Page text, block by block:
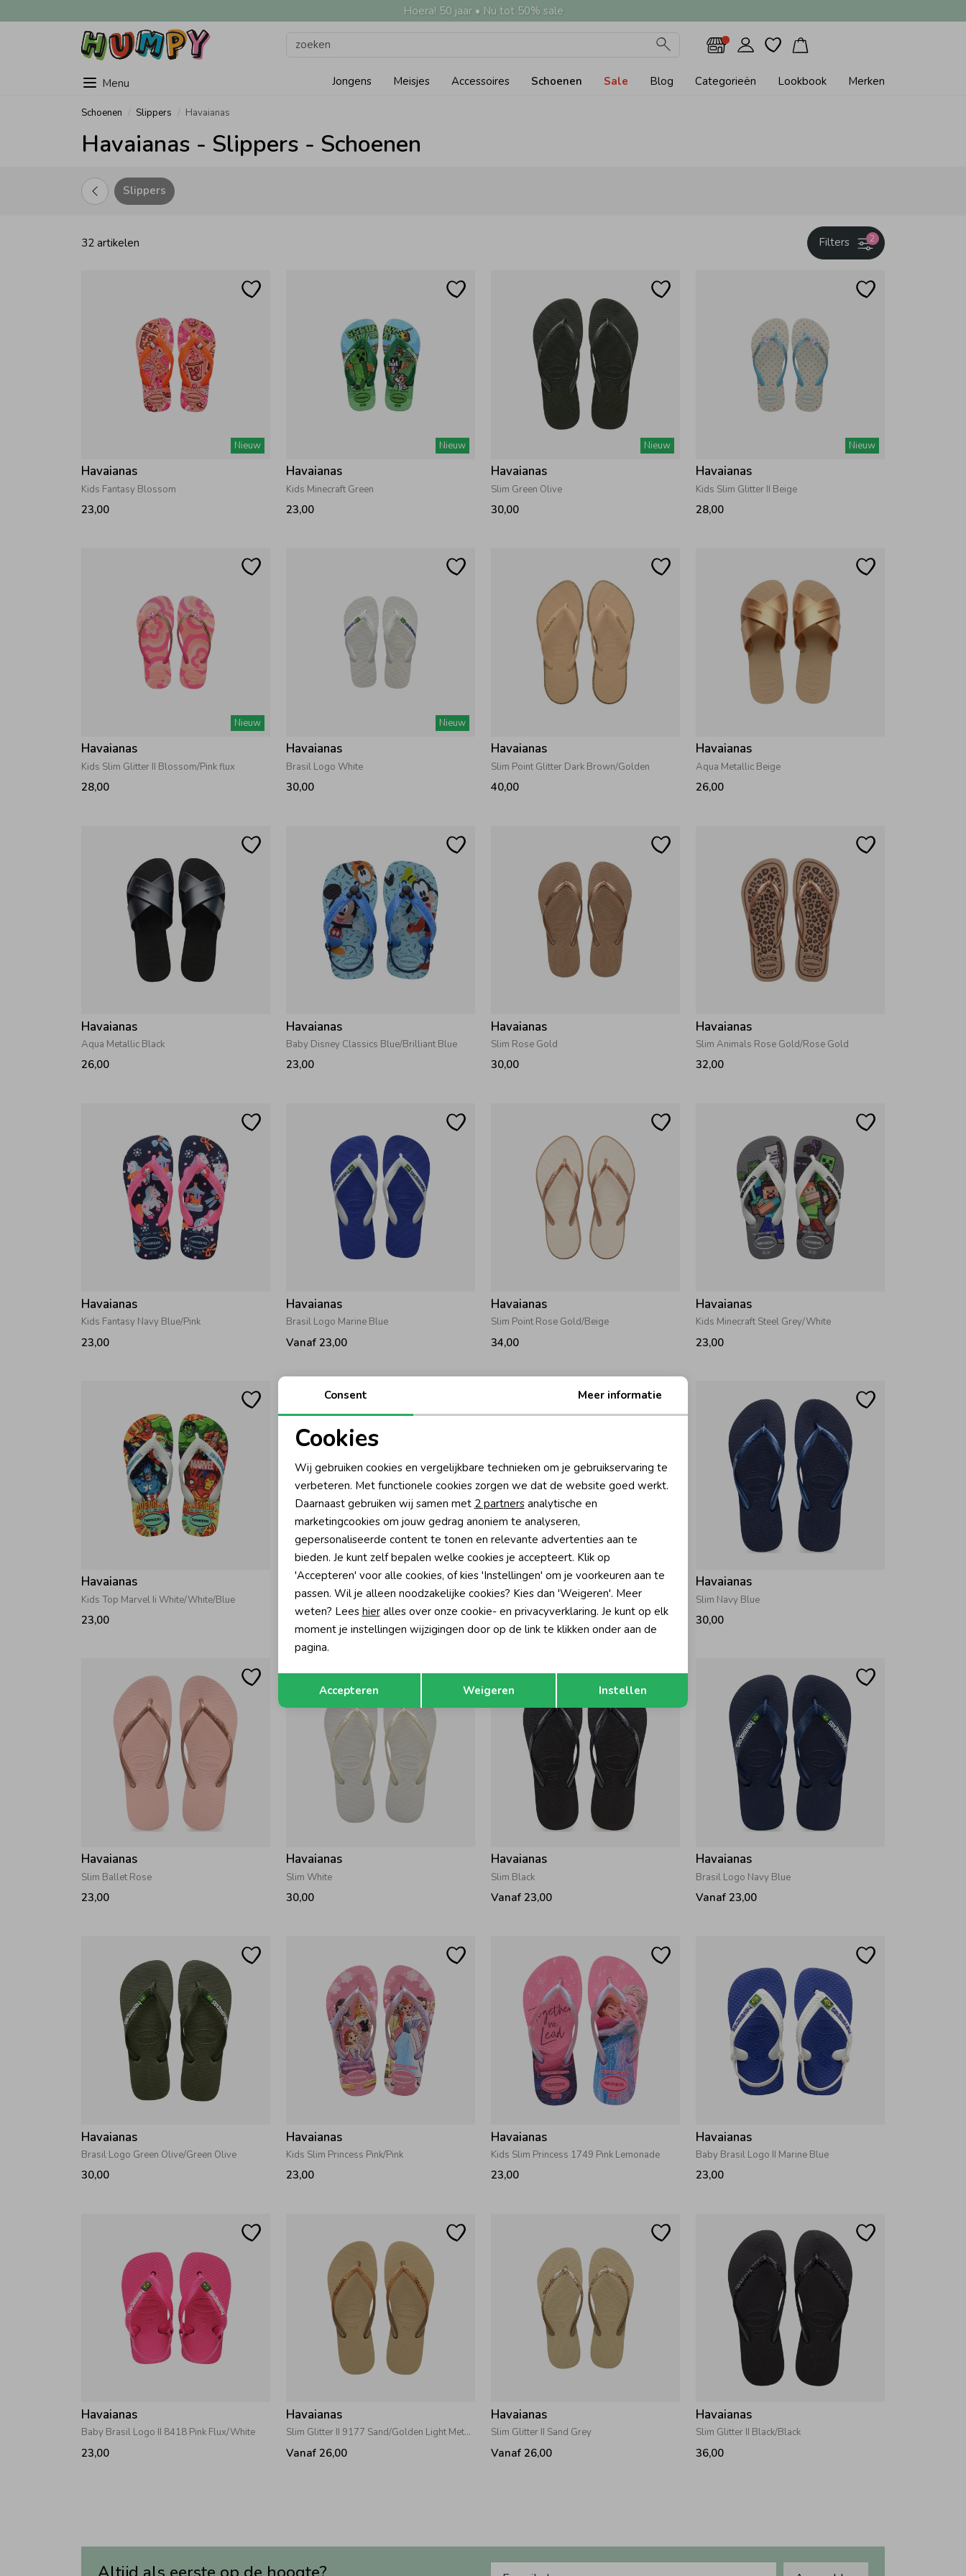
Hoera! 50 jaar • Nu tot 50% sale
Menu Jongens Meisjes Accessoires Schoenen Sale Blog Categorieën Lookbook Merken
Schoenen Slippers Havaianas
Havaianas - Slippers - Schoenen
Slippers
32 artikelen 2
Filters
Nieuw
Havaianas
Kids Fantasy Blossom
23,00
Nieuw
Havaianas
Kids Minecraft Green
23,00
Nieuw
Havaianas
Slim Green Olive
30,00
Nieuw
Havaianas
Kids Slim Glitter II Beige
28,00
Nieuw
Havaianas
Kids Slim Glitter II Blossom/Pink flux
28,00
Nieuw
Havaianas
Brasil Logo White
30,00
Havaianas
Slim Point Glitter Dark Brown/Golden
40,00
Havaianas
Aqua Metallic Beige
26,00
Havaianas
Aqua Metallic Black
26,00
Havaianas
Baby Disney Classics Blue/Brilliant Blue
23,00
Havaianas
Slim Rose Gold
30,00
Havaianas
Slim Animals Rose Gold/Rose Gold
32,00
Havaianas
Kids Fantasy Navy Blue/Pink
23,00
Havaianas
Brasil Logo Marine Blue
Vanaf 23,00
Havaianas
Slim Point Rose Gold/Beige
34,00
Havaianas
Kids Minecraft Steel Grey/White
23,00
Havaianas
Kids Top Marvel Ii White/White/Blue
23,00
Havaianas
Kids Flores Beige/Golden
18,00
Havaianas
Kids Fluffy Ballet Rose
28,00
Havaianas
Slim Navy Blue
30,00
Havaianas
Slim Ballet Rose
23,00
Havaianas
Slim White
30,00
Havaianas
Slim Black
Vanaf 23,00
Havaianas
Brasil Logo Navy Blue
Vanaf 23,00
Havaianas
Brasil Logo Green Olive/Green Olive
30,00
Havaianas
Kids Slim Princess Pink/Pink
23,00
Havaianas
Kids Slim Princess 1749 Pink Lemonade
23,00
Havaianas
Baby Brasil Logo II Marine Blue
23,00
Havaianas
Baby Brasil Logo II 8418 Pink Flux/White
23,00
Havaianas
Slim Glitter II 9177 Sand/Golden Light Metalico
Vanaf 26,00
Havaianas
Slim Glitter II Sand Grey
Vanaf 26,00
Havaianas
Slim Glitter II Black/Black
36,00
Noodzakelijke cookies
Analytische cookies Marketing cookies
Terug Opslaan
Consent Meer informatie
Cookies
Wij gebruiken cookies en vergelijkbare technieken om je gebruikservaring te
verbeteren. Met functionele cookies zorgen we dat de website goed werkt.
Daarnaast gebruiken wij samen met 2 partnersanalytische en
marketingcookies om jouw gedrag anoniem te analyseren,
gepersonaliseerde content te tonen en relevante advertenties aan te
bieden. Je kunt zelf bepalen welke cookies je accepteert. Klik op
'Accepteren' voor alle cookies, of kies 'Instellingen' om je voorkeuren aan te
passen. Wil je alleen noodzakelijke cookies? Kies dan 'Weigeren'. Meer
weten? Lees hieralles over onze cookie- en privacyverklaring. Je kunt op elk
moment je instellingen wijzigingen door op de link te klikken onder aan de
pagina.
Accepteren Weigeren Instellen